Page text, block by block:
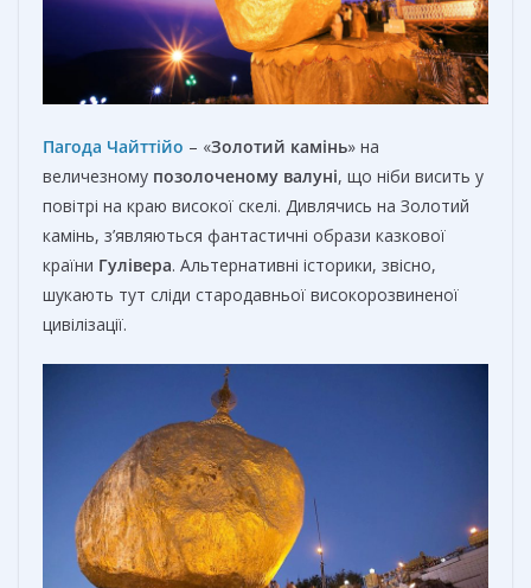
Пагода Чайттійо – «Золотий камінь» на
величезному позолоченому валуні, що ніби висить у
повітрі на краю високої скелі. Дивлячись на Золотий
камінь, з’являються фантастичні образи казкової
країни Гулівера. Альтернативні історики, звісно,
шукають тут сліди стародавньої високорозвиненої
цивілізації.